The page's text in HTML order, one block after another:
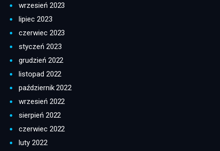
wrzesień 2023
lipiec 2023
czerwiec 2023
styczeń 2023
grudzień 2022
listopad 2022
październik 2022
wrzesień 2022
sierpień 2022
czerwiec 2022
luty 2022